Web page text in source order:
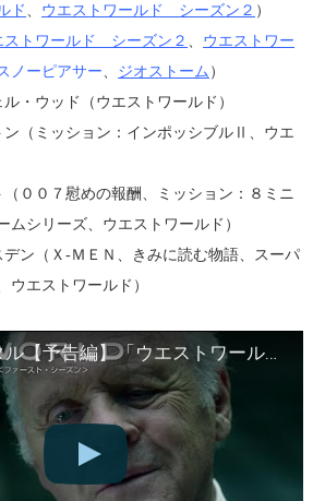
ド、 ウエストワールド シーズン２ ）
ストワールド シーズン２ 、 ウエストワー
ノーピアサー、 ジオストーム）
・ウッド（ウエストワールド）
ン（ミッション：インポッシブルⅡ、ウエ
００７慰めの報酬、ミッション：８ミニ
ムシリーズ、ウエストワールド）
ン（Ｘ-ＭＥＮ、きみに読む物語、スーパ
エストワールド）
BD/DVD/デジタル【予告編】「ウエストワールド＜ファースト・シーズン＞」3.21リリース / 2.21デジタル先行配信